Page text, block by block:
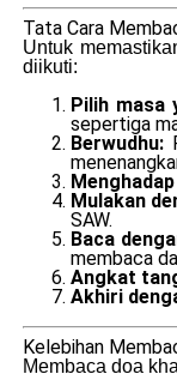
Tata Cara
Untuk
diikuti:
Pilih masa
sepertiga
Berwudhu:
Mulakan
SAW.
Baca
membaca
Angkat
Akhiri
Kelebihan
Membaca doa